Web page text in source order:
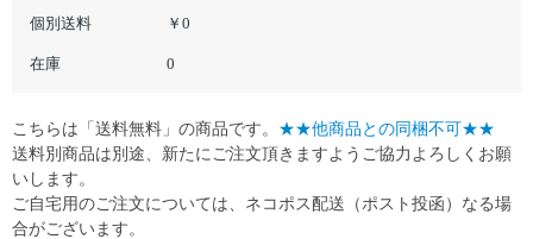
個別送料 ￥0
在庫 0
こちらは「送料無料」の商品です。 ★★他商品との同梱不可★★
送料別商品は別途、新たにご注文頂きますようご協力よろしくお願
いします。
ご自宅用のご注文については、ネコポス配送（ポスト投函）なる場
合がございます。